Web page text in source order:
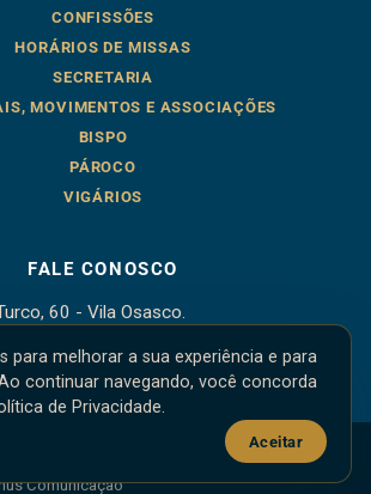
CONFISSÕES
HORÁRIOS DE MISSAS
SECRETARIA
MOVIMENTOS E ASSOCIAÇÕES
BISPO
PÁROCO
VIGÁRIOS
FALE CONOSCO
60 - Vila Osasco.
Antônio, Osasco, SP · Todos os direitos
Comunicação
para melhorar a sua experiência e para
continuar navegando, você concorda
de Privacidade.
Aceitar